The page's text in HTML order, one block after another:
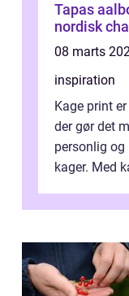
Tapas aalborg smag,
nordisk
08 marts
inspiration
Kage print
der gør det
personlig
kager. Med